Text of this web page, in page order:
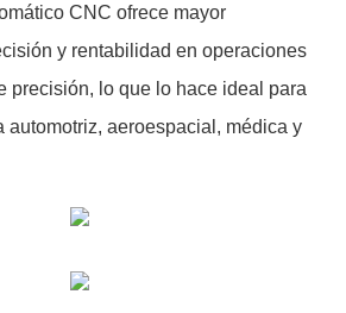
CNC ofrece mayor
y rentabilidad en operaciones
precisión, lo que lo hace ideal para
automotriz, aeroespacial, médica y